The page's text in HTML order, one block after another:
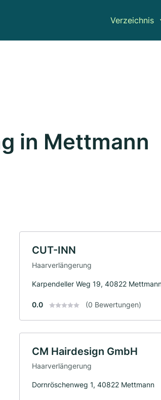
Verzeichnis
in Mettmann
CUT-INN
Haarverlängerung
Karpendeller Weg 19, 40822
0.0 (0 Bewertungen)
CM Hairdesign GmbH
Haarverlängerung
Dornröschenweg 1, 40822 Mettmann